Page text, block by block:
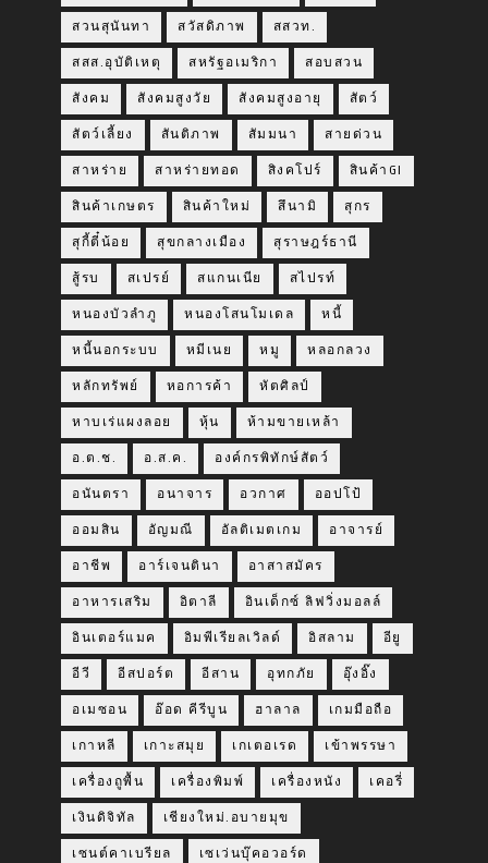
สวนสุนันทา สวัสดิภาพ สสวท.
สสส.อุบัติเหตุ สหรัฐอเมริกา สอบสวน
สังคม สังคมสูงวัย สังคมสูงอายุ สัตว์
สัตว์เลี้ยง สันติภาพ สัมมนา สายด่วน
สาหร่าย สาหร่ายทอด สิงคโปร์ สินค้าGI
สินค้าเกษตร สินค้าใหม่ สึนามิ สุกร
สุกี้ตี๋น้อย สุขกลางเมือง สุราษฎร์ธานี
สู้รบ สเปรย์ สแกนเนีย สไปรท์
หนองบัวลำภู หนองโสนโมเดล หนี้
หนี้นอกระบบ หมีเนย หมู หลอกลวง
หลักทรัพย์ หอการค้า หัตศิลป์
หาบเร่แผงลอย หุ้น ห้ามขายเหล้า
อ.ต.ช. อ.ส.ค. องค์กรพิทักษ์สัตว์
อนันตรา อนาจาร อวกาศ ออปโป้
ออมสิน อัญมณี อัลติเมตเกม อาจารย์
อาชีพ อาร์เจนตินา อาสาสมัคร
อาหารเสริม อิตาลี อินเด็กซ์ ลิฟวิ่งมอลล์
อินเตอร์แมค อิมพีเรียลเวิลด์ อิสลาม อียู
อีวี อีสปอร์ต อีสาน อุทกภัย อุ๊งอิ๊ง
อเมซอน อ๊อด คีรีบูน ฮาลาล เกมมือถือ
เกาหลี เกาะสมุย เกเตอเรด เข้าพรรษา
เครื่องถูพื้น เครื่องพิมพ์ เครื่องหนัง เคอรี่
เงินดิจิทัล เชียงใหม่.อบายมุข
เซนต์คาเบรียล เซเว่นบุ๊คอวอร์ด